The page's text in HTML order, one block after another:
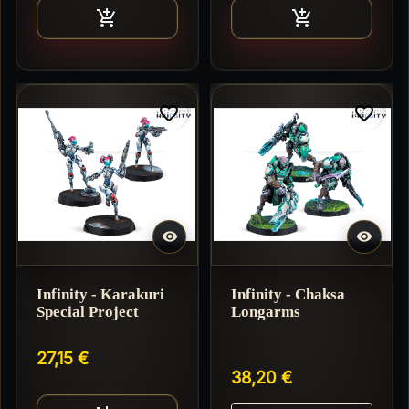
 

favorite_border
Infinity - Karakuri
Special Project
27,15 €
Réappro en 3 à 10 jours

favorite_border
Infinity - Chaksa
Longarms
38,20 €